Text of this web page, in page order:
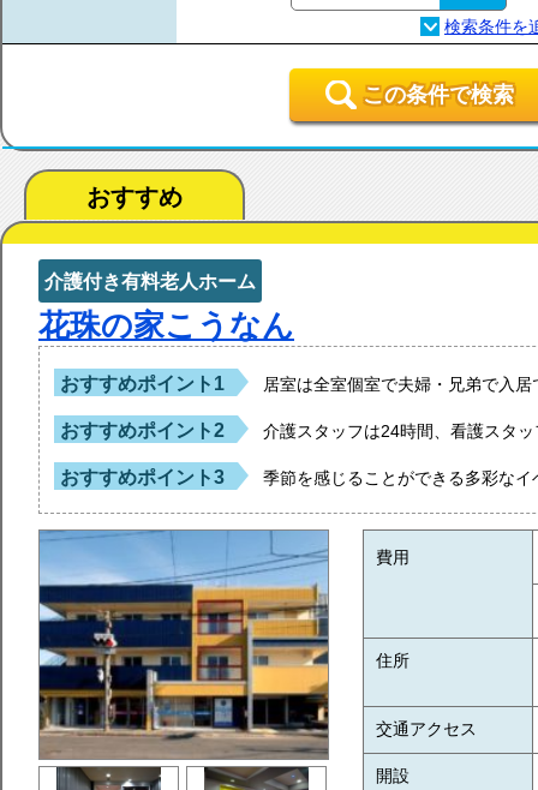
この条件で検索
おすすめ
介護付き有料老人ホーム
花珠の家こうなん
おすすめポイント1 居室は全室個室で夫婦・兄弟で入
おすすめポイント2 介護スタッフは24時間、看護スタ
おすすめポイント3 季節を感じることができる多彩な
費用
住所
交通アクセス
開設